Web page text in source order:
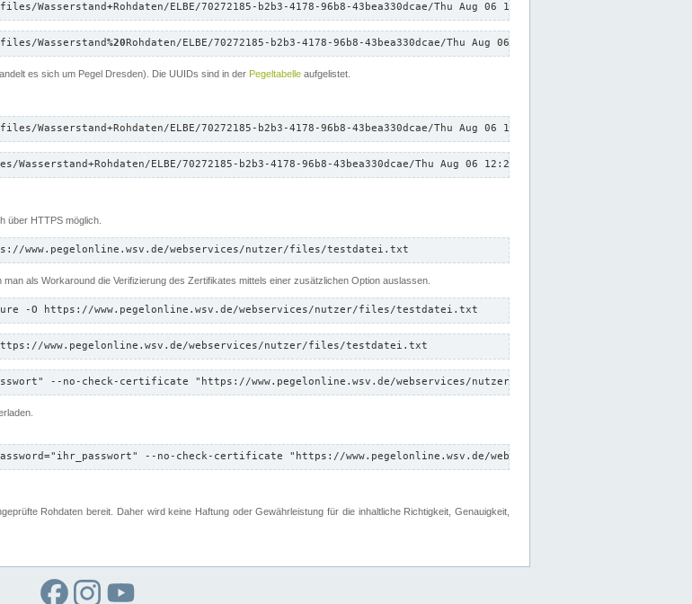
Wasserstand+Rohdaten/ELBE/70272185-b2b3-4178-96b8-43bea330dcae/Thu Aug 06 12:26:58 CEST 2026/down.txt"
Wasserstand%20Rohdaten/ELBE/70272185-b2b3-4178-96b8-43bea330dcae/Thu Aug 06 12:26:58 CEST 2026/down.txt"
es sich um Pegel Dresden). Die UUIDs sind in der Pegeltabelle aufgelistet.
ELBE/70272185-b2b3-4178-96b8-43bea330dcae/Thu Aug 06 12:26:58 CEST 2026/down.txt"
ELBE/70272185-b2b3-4178-96b8-43bea330dcae/Thu Aug 06 12:26:58 CEST 2026/down.txt"
über HTTPS möglich.
www.pegelonline.wsv.de/webservices/nutzer/files/testdatei.txt
als Workaround die Verifizierung des Zertifikates mittels einer zusätzlichen Option auslassen.
-O https://www.pegelonline.wsv.de/webservices/nutzer/files/testdatei.txt
www.pegelonline.wsv.de/webservices/nutzer/files/testdatei.txt
--no-check-certificate "https://www.pegelonline.wsv.de/webservices/nutzer/files/testdatei.txt"
--no-check-certificate "https://www.pegelonline.wsv.de/webservices/nutzer/files"
Rohdaten bereit. Daher wird keine Haftung oder Gewährleistung für die inhaltliche Richtigkeit, Genauigkeit,